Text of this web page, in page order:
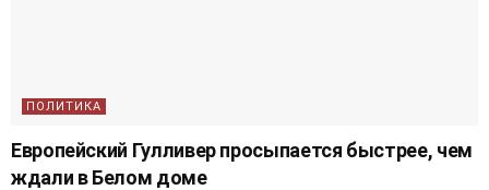
ПОЛИТИКА
Европейский Гулливер просыпается быстрее, чем
ждали в Белом доме